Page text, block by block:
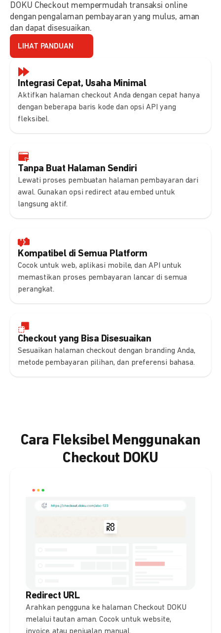
Integrasi Cepat, Usaha Minimal
Aktifkan halaman checkout Anda dengan cepat hanya
dengan beberapa baris kode dan opsi API yang
fleksibel.
Tanpa Buat Halaman Sendiri
Lewati proses pembuatan halaman pembayaran dari
awal. Gunakan opsi redirect atau embed untuk
langsung aktif.
Kompatibel di Semua Platform
Cocok untuk web, aplikasi mobile, dan API untuk
memastikan proses pembayaran lancar di semua
perangkat.
Checkout yang Bisa Disesuaikan
Sesuaikan halaman checkout dengan branding Anda,
metode pembayaran pilihan, dan preferensi bahasa.
DOKU Checkout mempermudah transaksi online
dengan pengalaman pembayaran yang mulus, aman
dan dapat disesuaikan.
LIHAT PANDUAN
Cara Fleksibel Menggunakan
Checkout DOKU
Redirect URL
Arahkan pengguna ke halaman Checkout DOKU
melalui tautan aman. Cocok untuk website,